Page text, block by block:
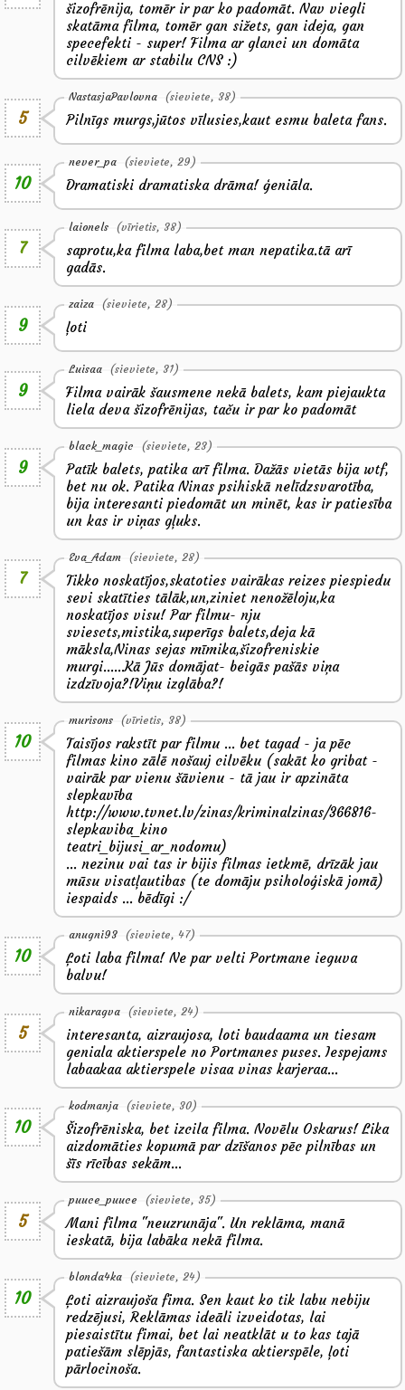
šizofrēnija, tomēr ir par ko padomāt. Nav viegli
skatāma filma, tomēr gan sižets, gan ideja, gan
specefekti - super! Filma ar glanci un domāta
cilvēkiem ar stabilu CNS :)
5
NastasjaPavlovna (sieviete, 38)
Pilnīgs murgs,jūtos vīlusies,kaut esmu baleta fans.
10
never_pa (sieviete, 29)
Dramatiski dramatiska drāma! ģeniāla.
7
laionels (vīrietis, 38)
saprotu,ka filma laba,bet man nepatika.tā arī
gadās.
9
zaiza (sieviete, 28)
ļoti
9
Luisaa (sieviete, 31)
Filma vairāk šausmene nekā balets, kam piejaukta
liela deva šizofrēnijas, taču ir par ko padomāt
9
black_magic (sieviete, 23)
Patīk balets, patika arī filma. Dažās vietās bija wtf,
bet nu ok. Patika Ninas psihiskā nelīdzsvarotība,
bija interesanti piedomāt un minēt, kas ir patiesība
un kas ir viņas gļuks.
7
Eva_Adam (sieviete, 28)
Tikko noskatījos,skatoties vairākas reizes piespiedu
sevi skatīties tālāk,un,ziniet nenožēloju,ka
noskatījos visu! Par filmu- nju
sviescts,mistika,superīgs balets,deja kā
māksla,Ninas sejas mīmika,šizofreniskie
murgi......Kā Jūs domājat- beigās pašās viņa
izdzīvoja?!Viņu izglāba?!
10
murisons (vīrietis, 38)
Taisījos rakstīt par filmu ... bet tagad - ja pēc
filmas kino zālē nošauj cilvēku (sakāt ko gribat -
vairāk par vienu šāvienu - tā jau ir apzināta
slepkavība
http://www.tvnet.lv/zinas/kriminalzinas/366816-
slepkaviba_kino
teatri_bijusi_ar_nodomu)
... nezinu vai tas ir bijis filmas ietkmē, drīzāk jau
mūsu visatļautibas (te domāju psiholoģiskā jomā)
iespaids ... bēdīgi :/
10
anugni93 (sieviete, 47)
Ļoti laba filma! Ne par velti Portmane ieguva
balvu!
5
nikaragva (sieviete, 24)
interesanta, aizraujosa, loti baudaama un tiesam
geniala aktierspele no Portmanes puses. Iespejams
labaakaa aktierspele visaa vinas karjeraa...
10
kodmanja (sieviete, 30)
Šizofrēniska, bet izcila filma. Novēlu Oskarus! Lika
aizdomāties kopumā par dzīšanos pēc pilnības un
šīs rīcības sekām...
5
puuce_puuce (sieviete, 35)
Mani filma "neuzrunāja". Un reklāma, manā
ieskatā, bija labāka nekā filma.
10
blonda4ka (sieviete, 24)
Ļoti aizraujoša fima. Sen kaut ko tik labu nebiju
redzējusi, Reklāmas ideāli izveidotas, lai
piesaistītu fimai, bet lai neatklāt u to kas tajā
patiešām slēpjās, fantastiska aktierspēle, ļoti
pārlocinoša.